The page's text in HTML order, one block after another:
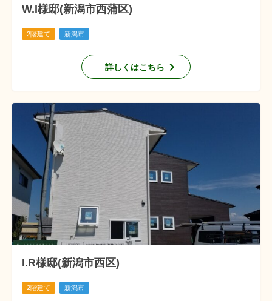
W.I様邸(新潟市西蒲区)
2階建て 新潟市
詳しくはこちら
I.R様邸(新潟市西区)
2階建て 新潟市